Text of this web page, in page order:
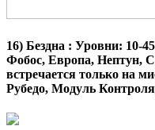
16) Бездна : Уровни: 10-
Фобос, Европа, Нептун,
встречается только на
Рубедо, Модуль